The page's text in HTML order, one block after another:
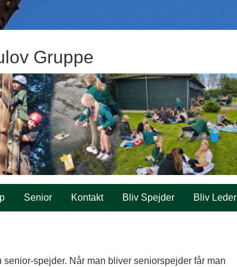
Gruppe
Senior Kontakt Bliv Spejder Bliv Leder
spejder. Når man bliver seniorspejder får man